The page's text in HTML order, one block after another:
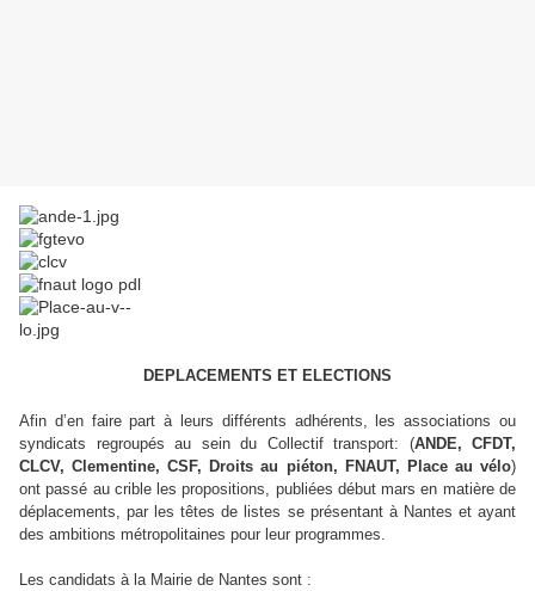
DEPLACEMENTS ET ELECTIONS
Afin d’en faire part à leurs différents adhérents, les associations ou
syndicats regroupés au sein du Collectif transport: (ANDE, CFDT,
CLCV, Clementine, CSF, Droits au piéton, FNAUT, Place au vélo)
ont passé au crible les propositions, publiées début mars en matière de
déplacements, par les têtes de listes se présentant à Nantes et ayant
des ambitions métropolitaines pour leur programmes.
Les candidats à la Mairie de Nantes sont :